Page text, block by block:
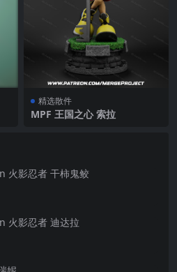
精选散件
MPF 王国之心 索拉
火影忍者 干柿鬼鲛
火影忍者 迪达拉